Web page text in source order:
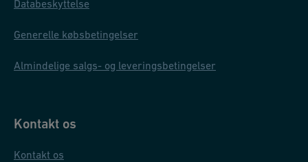
Databeskyttelse
Generelle købsbetingelser
Almindelige salgs- og leveringsbetingelser
Kontakt os
Kontakt os